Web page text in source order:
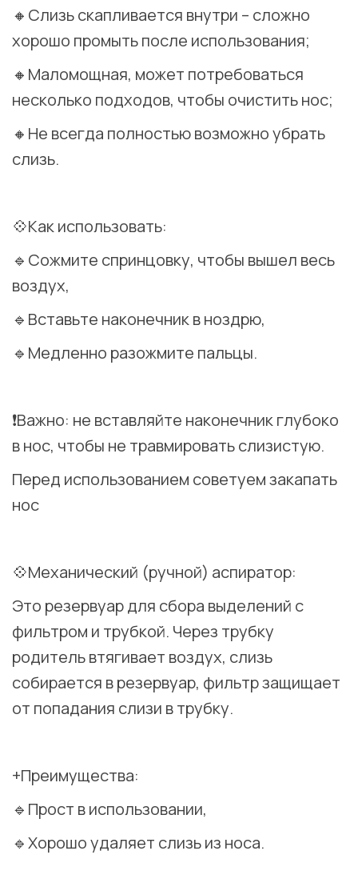
🔸Слизь скапливается внутри – сложно
хорошо промыть после использования;
🔸Маломощная, может потребоваться
несколько подходов, чтобы очистить нос;
🔸Не всегда полностью возможно убрать
слизь.
💠Как использовать:
🔹Сожмите спринцовку, чтобы вышел весь
воздух,
🔹Вставьте наконечник в ноздрю,
🔹Медленно разожмите пальцы.
❗️Важно: не вставляйте наконечник глубоко
в нос, чтобы не травмировать слизистую.
Перед использованием советуем закапать
нос
💠Механический (ручной) аспиратор:
Это резервуар для сбора выделений с
фильтром и трубкой. Через трубку
родитель втягивает воздух, слизь
собирается в резервуар, фильтр защищает
от попадания слизи в трубку.
+Преимущества:
🔹Прост в использовании,
🔹Хорошо удаляет слизь из носа.